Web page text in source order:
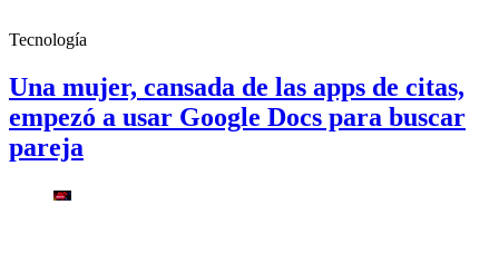
Tecnología
Una mujer, cansada de las apps de citas,
empezó a usar Google Docs para buscar
pareja